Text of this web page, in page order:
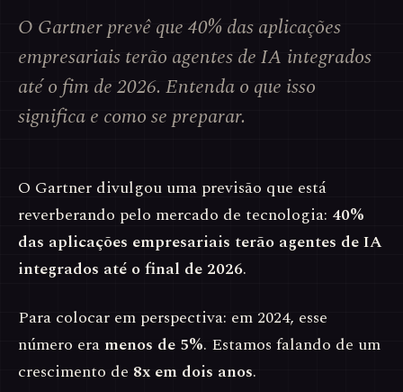
O Gartner prevê que 40% das aplicações
empresariais terão agentes de IA integrados
até o fim de 2026. Entenda o que isso
significa e como se preparar.
O Gartner divulgou uma previsão que está
reverberando pelo mercado de tecnologia: 40%
das aplicações empresariais terão agentes de IA
integrados até o final de 2026.
Para colocar em perspectiva: em 2024, esse
número era menos de 5%. Estamos falando de um
crescimento de 8x em dois anos.